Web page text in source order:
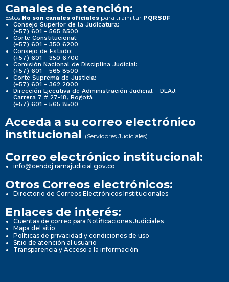
Canales de atención:
Estos No son canales oficiales para tramitar PQRSDF
Consejo Superior de la Judicatura:
(+57) 601 - 565 8500
Corte Constitucional:
(+57) 601 - 350 6200
Consejo de Estado:
(+57) 601 - 350 6700
Comisión Nacional de Disciplina Judicial:
(+57) 601 - 565 8500
Corte Suprema de Justicia:
(+57) 601 - 362 2000
Dirección Ejecutiva de Administración Judicial - DEAJ:
Carrera 7 # 27-18, Bogotá
(+57) 601 - 565 8500
Acceda a su correo electrónico
institucional (Servidores Judiciales)
Correo electrónico institucional:
info@cendoj.ramajudicial.gov.co
Otros Correos electrónicos:
Directorio de Correos Electrónicos Institucionales
Enlaces de interés:
Cuentas de correo para Notificaciones Judiciales
Mapa del sitio
Políticas de privacidad y condiciones de uso
Sitio de atención al usuario
Transparencia y Acceso a la información